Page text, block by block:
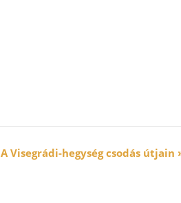
A Visegrádi-hegység csodás útjain